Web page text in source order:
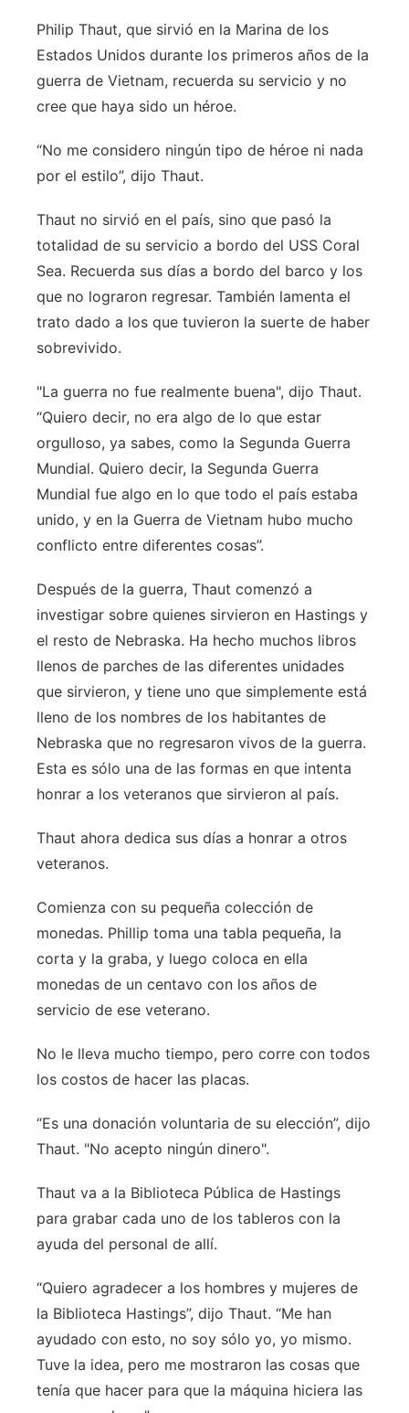
Philip Thaut, que sirvió en la Marina de los
Estados Unidos durante los primeros años de la
guerra de Vietnam, recuerda su servicio y no
cree que haya sido un héroe.
“No me considero ningún tipo de héroe ni nada
por el estilo”, dijo Thaut.
Thaut no sirvió en el país, sino que pasó la
totalidad de su servicio a bordo del USS Coral
Sea. Recuerda sus días a bordo del barco y los
que no lograron regresar. También lamenta el
trato dado a los que tuvieron la suerte de haber
sobrevivido.
"La guerra no fue realmente buena", dijo Thaut.
“Quiero decir, no era algo de lo que estar
orgulloso, ya sabes, como la Segunda Guerra
Mundial. Quiero decir, la Segunda Guerra
Mundial fue algo en lo que todo el país estaba
unido, y en la Guerra de Vietnam hubo mucho
conflicto entre diferentes cosas”.
Después de la guerra, Thaut comenzó a
investigar sobre quienes sirvieron en Hastings y
el resto de Nebraska. Ha hecho muchos libros
llenos de parches de las diferentes unidades
que sirvieron, y tiene uno que simplemente está
lleno de los nombres de los habitantes de
Nebraska que no regresaron vivos de la guerra.
Esta es sólo una de las formas en que intenta
honrar a los veteranos que sirvieron al país.
Thaut ahora dedica sus días a honrar a otros
veteranos.
Comienza con su pequeña colección de
monedas. Phillip toma una tabla pequeña, la
corta y la graba, y luego coloca en ella
monedas de un centavo con los años de
servicio de ese veterano.
No le lleva mucho tiempo, pero corre con todos
los costos de hacer las placas.
“Es una donación voluntaria de su elección”, dijo
Thaut. "No acepto ningún dinero".
Thaut va a la Biblioteca Pública de Hastings
para grabar cada uno de los tableros con la
ayuda del personal de allí.
“Quiero agradecer a los hombres y mujeres de
la Biblioteca Hastings”, dijo Thaut. “Me han
ayudado con esto, no soy sólo yo, yo mismo.
Tuve la idea, pero me mostraron las cosas que
tenía que hacer para que la máquina hiciera las